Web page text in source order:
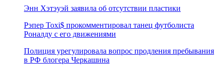
Энн Хэтэуэй заявила об отсутствии пластики
Рэпер Toxi$ прокомментировал танец футболиста
Роналду с его движениями
Полиция урегулировала вопрос продления пребывания
в РФ блогера Черкашина